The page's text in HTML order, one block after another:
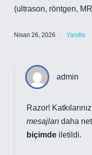
(ultrason, röntgen,
Nisan 26, 2026 Yanıtla
admin
Razor!
mesajları daha
biçimde iletildi.